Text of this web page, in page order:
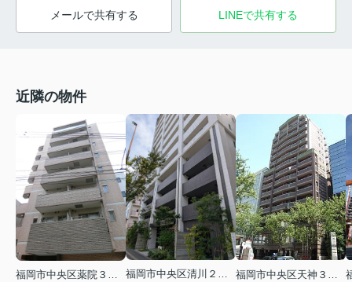
メールで共有する LINEで共有する
近隣の物件
福岡市中央区清川２丁目